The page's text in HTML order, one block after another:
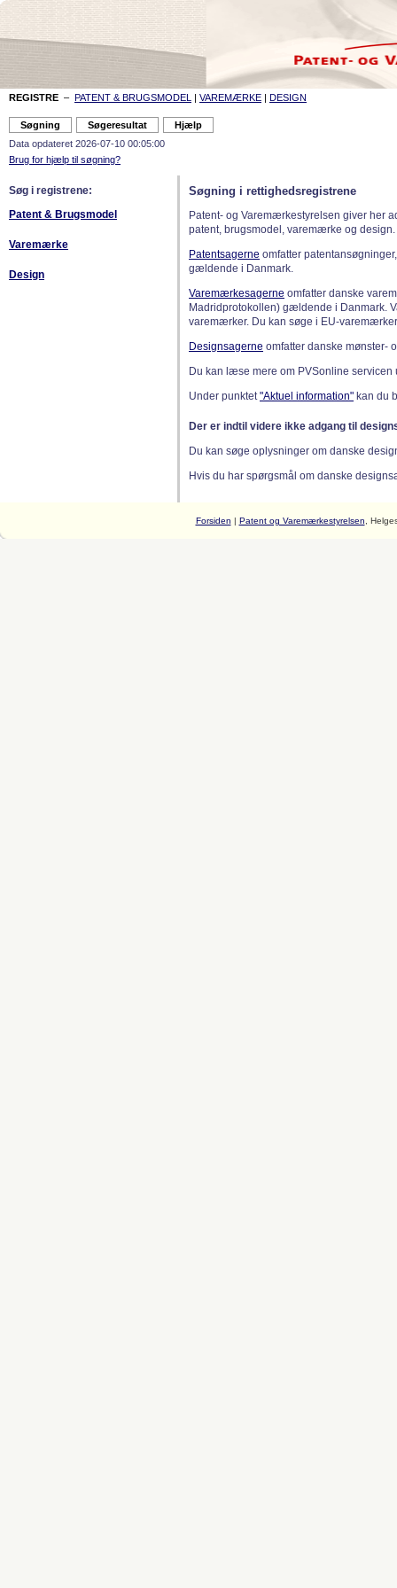
REGISTRE – PATENT & BRUGSMODEL | VAREMÆRKE | DESIGN
Data opdateret 2026-07-10 00:05:00
Brug for hjælp til søgning?
Søg i registrene:
Patent & Brugsmodel
Varemærke
Design
Søgning i rettighedsregistrene
Patent- og Varemærkestyrelsen giver her
patent, brugsmodel, varemærke og design.
Patentsagerne omfatter
gældende i Danmark.
Varemærkesagerne omfatter danske
Madridprotokollen) gældende i Danmark.
varemærker. Du kan søge i EU-
Designsagerne omfatter danske mønster-
Du kan læse mere om PVSonline
Under punktet"Aktuel information" kan du
Der er indtil videre ikke adgang til
Du kan søge oplysninger om danske
Hvis du har spørgsmål om danske
Forsiden | Patent og Varemærkestyrelsen ,